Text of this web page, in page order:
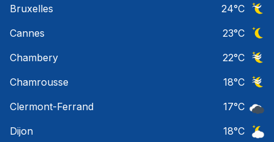
Bruxelles
24°C
Cannes
23°C
Chambery
22°C
Chamrousse
18°C
Clermont-Ferrand
17°C
Dijon
18°C